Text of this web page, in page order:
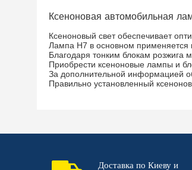
Ксеноновая автомобильная
Ксеноновый свет обеспечивает
Лампа H7 в основном применяется
Благодаря тонким блокам розжига
Приобрести ксеноновые лампы и
За дополнительной информацией
Правильно установленный
Доставка по Киеву и